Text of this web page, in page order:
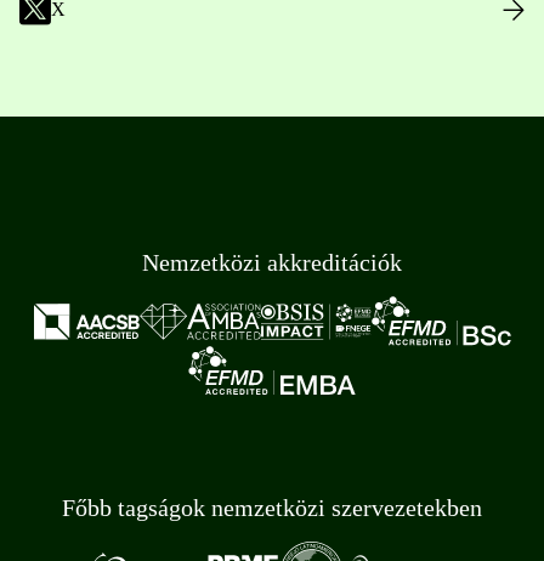
X
Nemzetközi akkreditációk
Főbb tagságok nemzetközi szervezetekben